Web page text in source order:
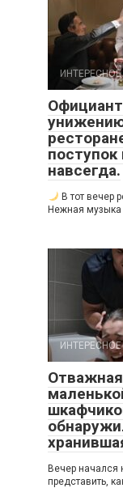
ИНТЕРЕСНОЕ
поступок
навсегда.
В тот вечер
Нежная музыка
ИНТЕРЕСНОЕ
Вечер начался
представить,